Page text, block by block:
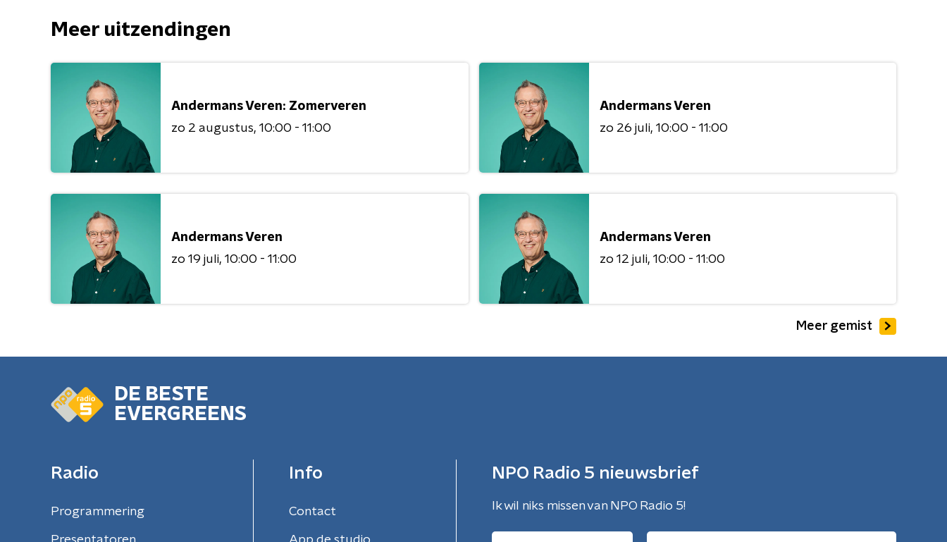
Meer uitzendingen
Andermans Veren: Zomerveren
zo 2 augustus 10:00 - 11:00
Andermans Veren
zo 26 juli 10:00 - 11:00
Andermans Veren
zo 19 juli 10:00 - 11:00
Andermans Veren
zo 12 juli 10:00 - 11:00
Meer gemist
DE BESTE
EVERGREENS
Radio
Programmering
Info
Contact
NPO Radio 5 nieuwsbrief
Ik wil niks missen van NPO Radio 5!